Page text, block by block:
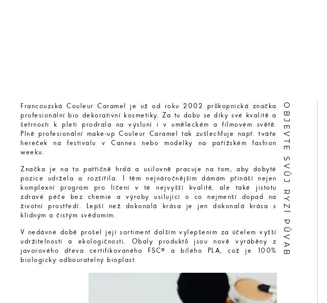
Francouzská Couleur Caramel je už od roku 2002 průkopnická značka
profesionální bio dekorativní kosmetiky. Za tu dobu se díky své kvalitě a
šetrnosti k pleti prodrala na výsluní i v uměleckém a filmovém světě.
Plně profesionální make-up Couleur Caramel tak zušlechťuje např. tváře
hereček na festivalu v Cannes nebo modelky na pařížském fashion
weeku.
Značka je na to patřičně hrdá a usilovně pracuje na tom, aby dobyté
pozice udržela a rozšířila. I těm nejnáročnějším dámám přináší nejen
komplexní program pro líčení v té nejvyšší kvalitě, ale také jistotu
zdravé péče bez chemie a výroby usilující o co nejmenší dopad na
životní prostředí. Lepší než dokonalá krása je jen dokonalá krása s
klidným a čistým svědomím.
V nedávné době prošel její sortiment dalším vylepšením za účelem vyšší
udržitelnosti a ekologičnosti. Obaly produktů jsou nově vyráběny z
javorového dřeva certifikovaného FSC® a bílého PLA, což je 100%
biologicky odbouratelný bioplast.
OBJEVTE SVŮJ RYZÍ PŮVAB